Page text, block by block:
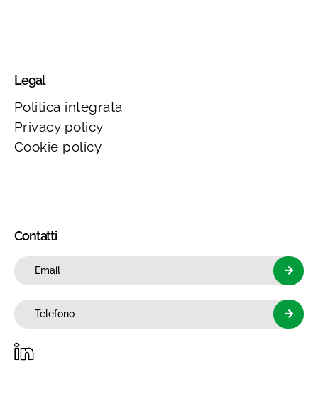
Legal
Politica integrata
Privacy policy
Cookie policy
Contatti
Email
Telefono